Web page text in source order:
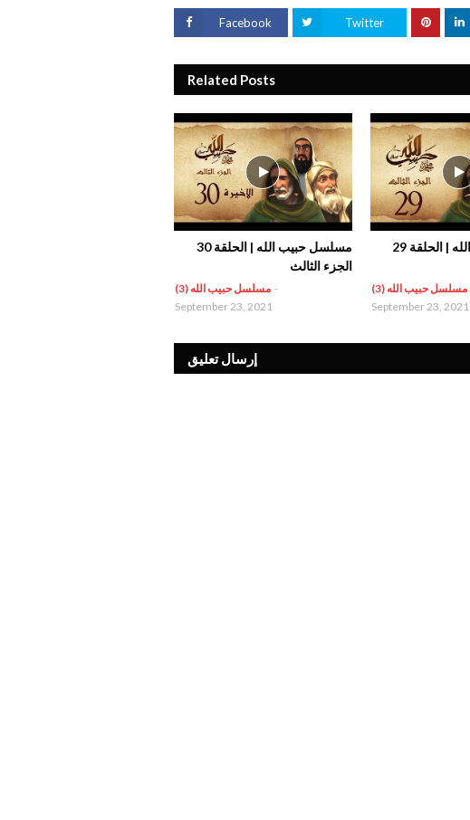
Facebook Twitter
Related Posts
مسلسل حبيب الله | الحلقة 30
الجزء الثالث
مسلسل حبيب الله (3) -
September 23, 2021
مسلسل حبيب الله | الحلقة 29
مسلسل حبيب الله (3)
September 23, 2021
إرسال تعليق